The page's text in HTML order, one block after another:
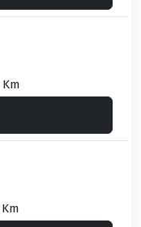
Km
Km